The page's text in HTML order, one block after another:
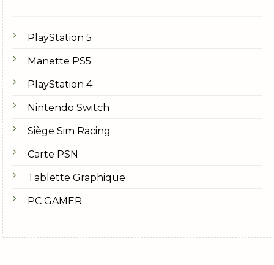
PlayStation 5
Manette PS5
PlayStation 4
Nintendo Switch
Siège Sim Racing
Carte PSN
Tablette Graphique
PC GAMER